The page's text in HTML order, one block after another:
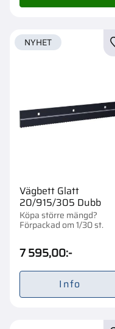
Vägbett Glatt
20/915/305 Dubb
Köpa större mängd?
Förpackad om 1/30 st.
7 595,00:-
NYHET
Info